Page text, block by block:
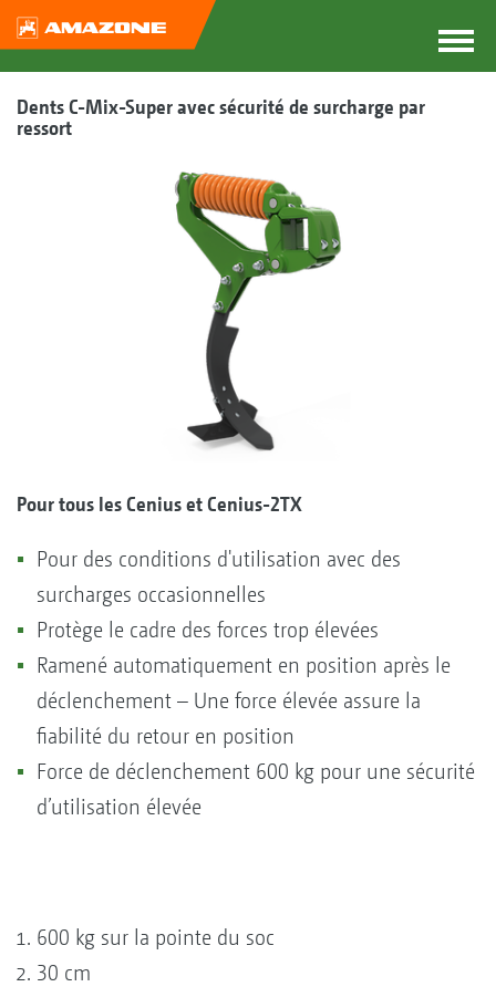
Dents C-Mix-Super avec sécurité de surcharge par
ressort
Pour tous les Cenius et Cenius-2TX
Pour des conditions d'utilisation avec des
surcharges occasionnelles
Protège le cadre des forces trop élevées
Ramené automatiquement en position après le
déclenchement – Une force élevée assure la
fiabilité du retour en position
Force de déclenchement 600 kg pour une sécurité
d’utilisation élevée
600 kg sur la pointe du soc
30 cm